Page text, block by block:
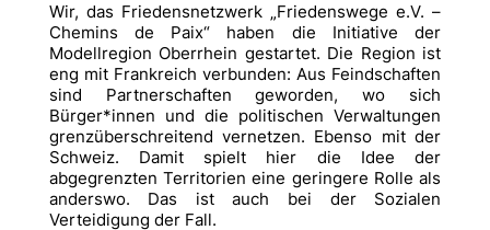
Wir, das Friedensnetzwerk „Friedenswege e.V. –
Chemins de Paix“ haben die Initiative der
Modellregion Oberrhein gestartet. Die Region ist
eng mit Frankreich verbunden: Aus Feindschaften
sind Partnerschaften geworden, wo sich
Bürger*innen und die politischen Verwaltungen
grenzüberschreitend vernetzen. Ebenso mit der
Schweiz. Damit spielt hier die Idee der
abgegrenzten Territorien eine geringere Rolle als
anderswo. Das ist auch bei der Sozialen
Verteidigung der Fall.